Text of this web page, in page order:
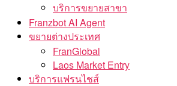
บริการขยายสาขา
Franzbot AI Agent
ขยายต่างประเทศ
FranGlobal
Laos Market Entry
บริการแฟรนไชส์